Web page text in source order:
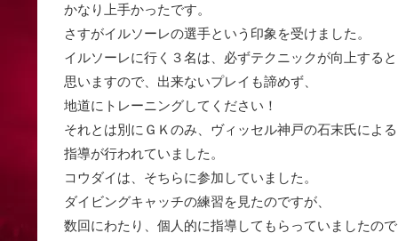
かなり上手かったです。
さすがイルソーレの選手という印象を受けました。
イルソーレに行く３名は、必ずテクニックが向上すると
思いますので、出来ないプレイも諦めず、
地道にトレーニングしてください！
それとは別にＧＫのみ、ヴィッセル神戸の石末氏による
指導が行われていました。
コウダイは、そちらに参加していました。
ダイビングキャッチの練習を見たのですが、
数回にわたり、個人的に指導してもらっていましたので